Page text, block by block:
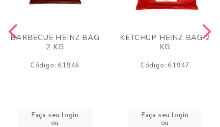
BARBECUE HEINZ BAG
2 KG
Código: 61946
Faça seu login
ou
KETCHUP HEINZ BAG 2
KG
Código: 61947
Faça seu login
ou